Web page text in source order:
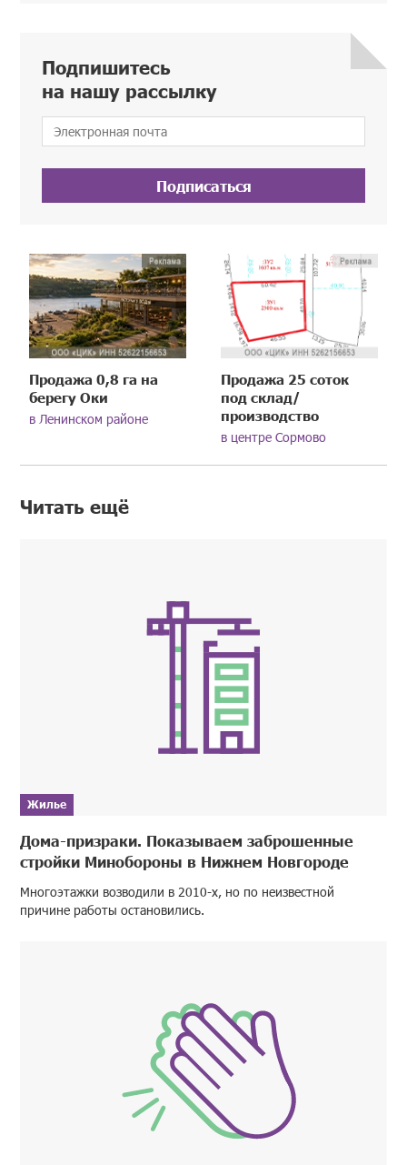
Подпишитесь
на нашу рассылку
Подписаться
Продажа 0,8 га на
берегу Оки
в Ленинском районе
Продажа 25 соток
под склад/
производство
в центре Сормово
Читать ещё
Жилье
Дома-призраки. Показываем заброшенные
стройки Минобороны в Нижнем Новгороде
Многоэтажки возводили в 2010-х, но по неизвестной
причине работы остановились.